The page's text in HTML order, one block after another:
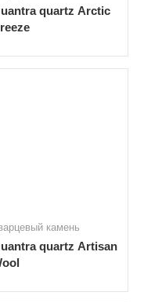
quartz Arctic
камень
quartz Artisan